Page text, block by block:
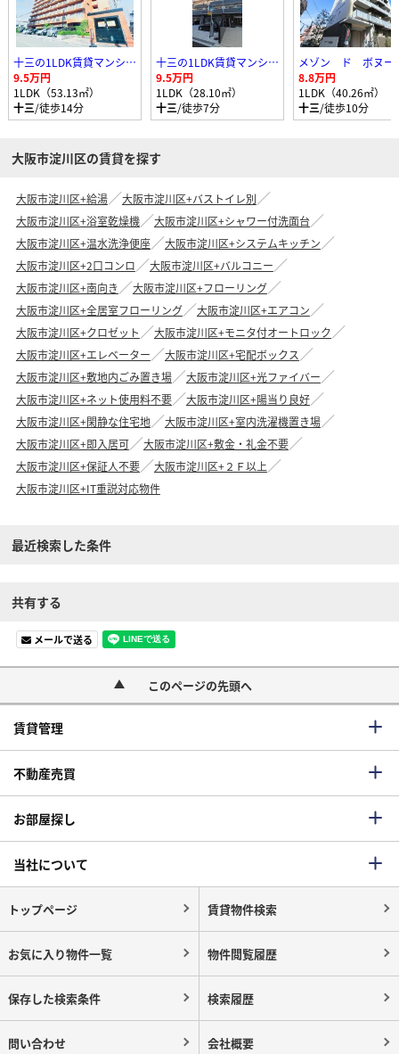
十三の1LDK賃貸マンション
9.5万円
1LDK（53.13㎡）
十三/徒歩14分
十三の1LDK賃貸マンション
9.5万円
1LDK（28.10㎡）
十三/徒歩7分
メゾン ド ボヌー
8.8万円
1LDK（40.26㎡）
十三/徒歩10分
大阪市淀川区の賃貸を探す
大阪市淀川区+給湯
大阪市淀川区+バストイレ別
大阪市淀川区+浴室乾燥機
大阪市淀川区+シャワー付洗面台
大阪市淀川区+温水洗浄便座
大阪市淀川区+システムキッチン
大阪市淀川区+2口コンロ
大阪市淀川区+バルコニー
大阪市淀川区+南向き
大阪市淀川区+フローリング
大阪市淀川区+全居室フローリング
大阪市淀川区+エアコン
大阪市淀川区+クロゼット
大阪市淀川区+モニタ付オートロック
大阪市淀川区+エレベーター
大阪市淀川区+宅配ボックス
大阪市淀川区+敷地内ごみ置き場
大阪市淀川区+光ファイバー
大阪市淀川区+ネット使用料不要
大阪市淀川区+陽当り良好
大阪市淀川区+閑静な住宅地
大阪市淀川区+室内洗濯機置き場
大阪市淀川区+即入居可
大阪市淀川区+敷金・礼金不要
大阪市淀川区+保証人不要
大阪市淀川区+２Ｆ以上
大阪市淀川区+IT重説対応物件
最近検索した条件
共有する
メールで送る
このページの先頭へ
賃貸管理
不動産売買
お部屋探し
当社について
トップページ 賃貸物件検索
お気に入り物件一覧 物件閲覧履歴
保存した検索条件 検索履歴
問い合わせ 会社概要